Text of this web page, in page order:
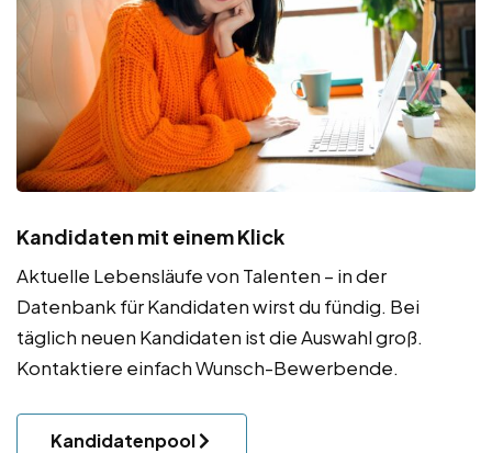
Kandidaten mit einem Klick
Aktuelle Lebensläufe von Talenten – in der
Datenbank für Kandidaten wirst du fündig. Bei
täglich neuen Kandidaten ist die Auswahl groß.
Kontaktiere einfach Wunsch-Bewerbende.
Kandidatenpool